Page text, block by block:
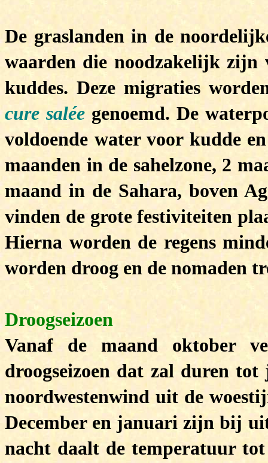
De graslanden in de
waarden die noodzakelijk zijn
kuddes. Deze migraties
cure saléegenoemd. De
voldoende water voor kudde
maanden in de sahelzone, 2
maand in de Sahara, boven
vinden de grote festiviteiten
Hierna worden de regens
worden droog en de nomaden
Droogseizoen
Vanaf de maand oktober
droogseizoen dat zal duren
noordwestenwind uit de
December en januari zijn bij
nacht daalt de temperatuur